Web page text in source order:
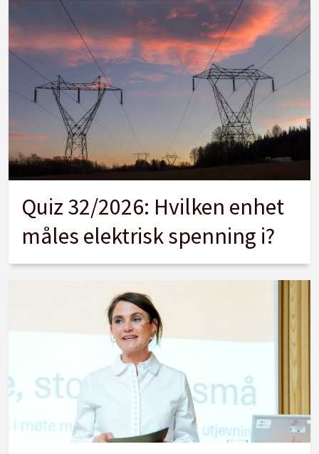
Quiz 32/2026: Hvilken enhet
måles elektrisk spenning i?